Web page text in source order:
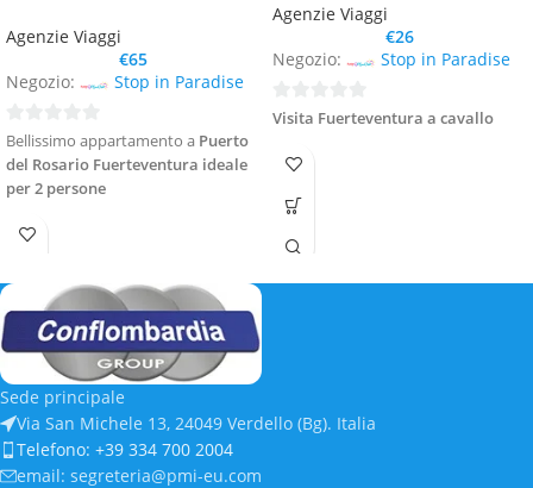
Agenzie Viaggi
€65
Negozio:
Stop in Paradise
0
su
5
Bellissimo appartamento a Puerto
del Rosario Fuerteventura ideale
per 2 persone
Agenzie Viaggi
€26
Negozio:
Stop in Paradise
0
Visita Fuerteventura a cavallo
Sede principale
Via San Michele 13, 24049 Verdello (Bg). Italia
Telefono: +39 334 700 2004
email: segreteria@pmi-eu.com